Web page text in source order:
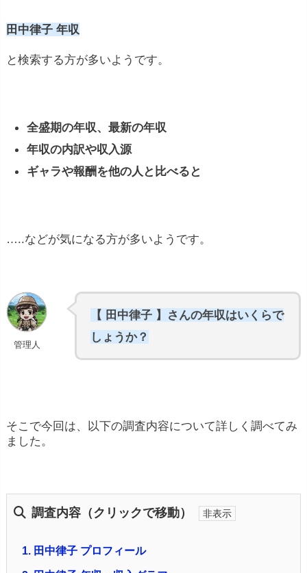
田中律子 年収
と検索する方が多いようです。
全盛期の年収、最新の年収
年収の内訳や収入源
ギャラや報酬を他の人と比べると
…..などが気になる方が多いようです。
管理人
【 田中律子 】さんの年収はいくらで
しょうか？
そこで今回は、以下の調査内容について詳しく調べてみ
ました。
調査内容（クリックで移動）
1. 田中律子 プロフィール